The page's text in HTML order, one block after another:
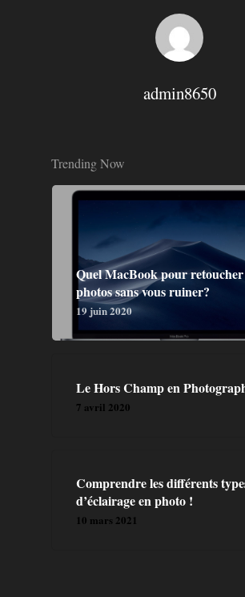
admin8650
Trending Now
Quel MacBook pour retoucher
photos sans vous ruiner?
19 juin 2020
Le Hors Champ en
7 avril 2020
Comprendre les différents
d’éclairage en photo !
10 mars 2021